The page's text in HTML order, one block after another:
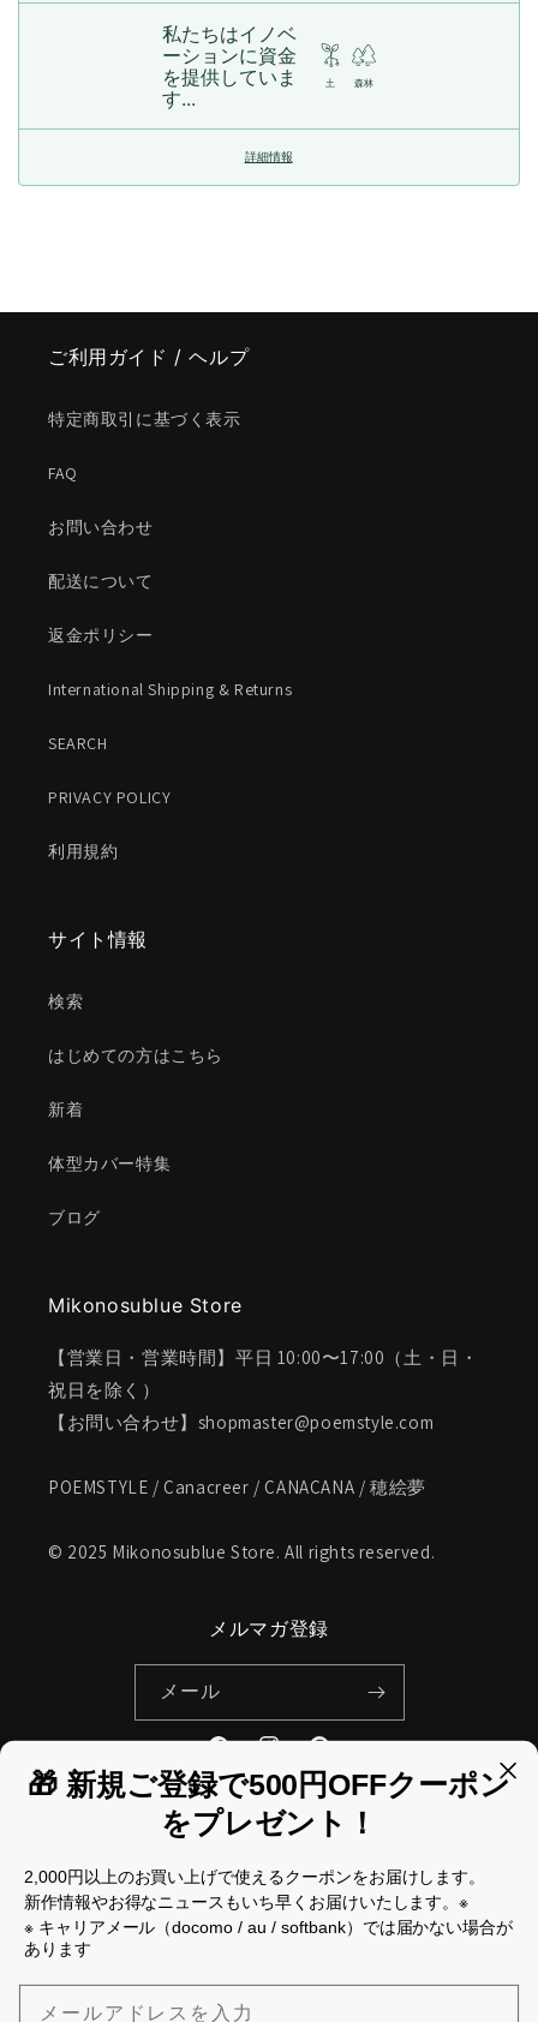
私たちはイノベ
ーションに資金
を提供していま
す...
土 森林
詳細情報
ご利用ガイド / ヘルプ
特定商取引に基づく表示
FAQ
お問い合わせ
配送について
返金ポリシー
International Shipping & Returns
SEARCH
PRIVACY POLICY
利用規約
サイト情報
検索
はじめての方はこちら
新着
体型カバー特集
ブログ
Mikonosublue Store
【営業日・営業時間】平日 10:00〜17:00（土・日・
祝日を除く）
【お問い合わせ】shopmaster@poemstyle.com
POEMSTYLE / Canacreer / CANACANA / 穂絵夢
© 2025 Mikonosublue Store. All rights reserved.
メルマガ登録
メール
日本 | JPY ¥
決
🎁 新規ご登録で500円OFFクーポン
をプレゼント！
2,000円以上のお買い上げで使えるクーポンをお届けします。
新作情報やお得なニュースもいち早くお届けいたします。※
※ キャリアメール（docomo / au / softbank）では届かない場合が
あります